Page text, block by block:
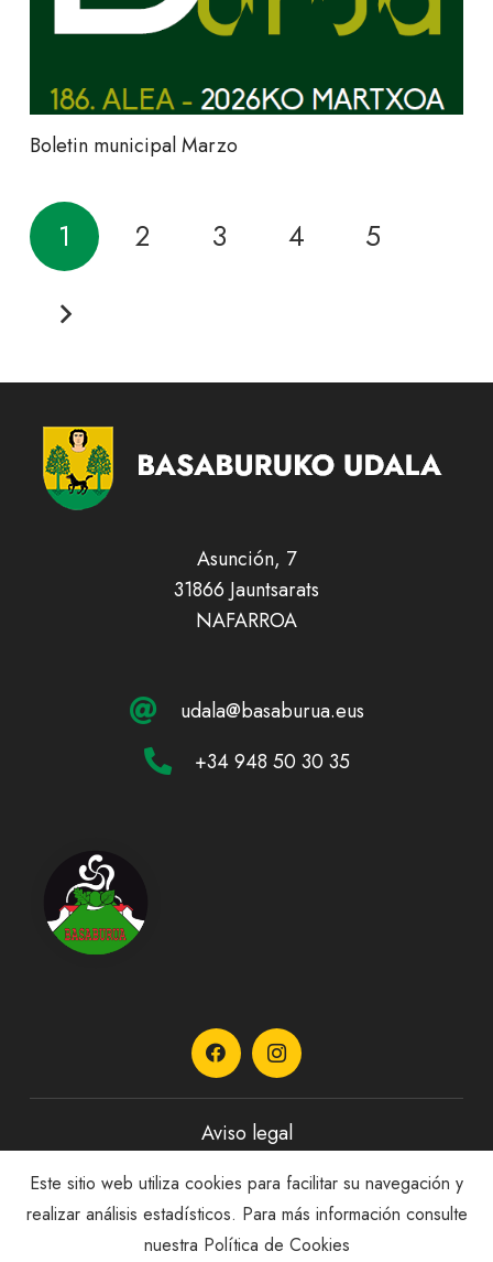
Boletin municipal Marzo
1 2 3 4 5
Asunción, 7
31866 Jauntsarats
NAFARROA
udala@basaburua.eus
+34 948 50 30 35
Aviso legal
Política de privacidad
Política de Cookies
Este sitio web utiliza cookies para facilitar su navegación y
realizar análisis estadísticos. Para más información consulte
nuestra Política de Cookies